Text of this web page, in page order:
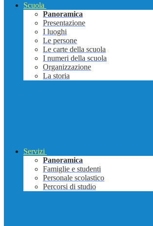
Scuola
Panoramica
Presentazione
I luoghi
Le persone
Le carte della scuola
I numeri della scuola
Organizzazione
La storia
Servizi
Panoramica
Famiglie e studenti
Personale scolastico
Percorsi di studio